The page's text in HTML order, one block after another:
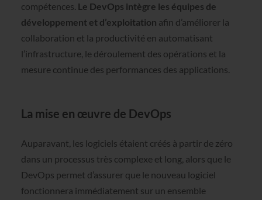
compétences. Le DevOps intègre les équipes de
développement et d’exploitation afin d’améliorer la
collaboration et la productivité en automatisant
l’infrastructure, le déroulement des opérations et la
mesure continue des performances des applications.
La mise en œuvre de DevOps
Auparavant, les logiciels étaient créés à partir de zéro
dans un processus très complexe et long, alors que le
DevOps permet d’assurer que le nouveau logiciel
fonctionnera immédiatement sur un ensemble